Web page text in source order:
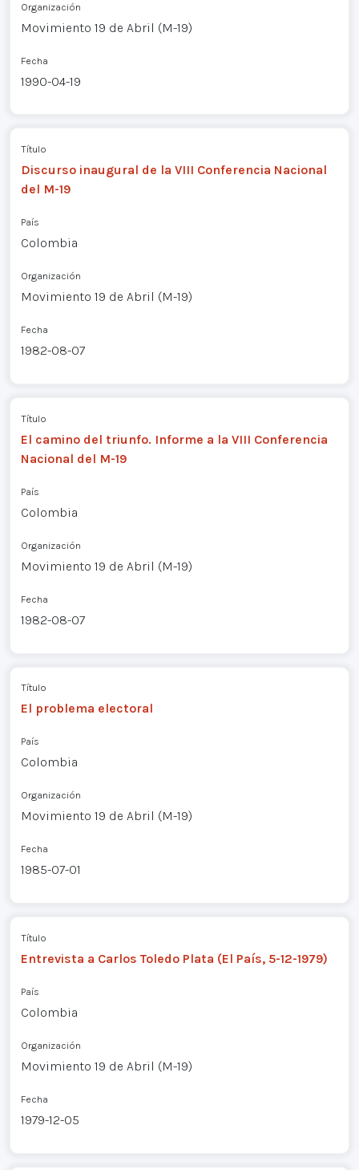
Organización
Movimiento 19 de Abril (M-19)
Fecha
1990-04-19
Título
Discurso inaugural de la VIII Conferencia Nacional
del M-19
País
Colombia
Organización
Movimiento 19 de Abril (M-19)
Fecha
1982-08-07
Título
El camino del triunfo. Informe a la VIII Conferencia
Nacional del M-19
País
Colombia
Organización
Movimiento 19 de Abril (M-19)
Fecha
1982-08-07
Título
El problema electoral
País
Colombia
Organización
Movimiento 19 de Abril (M-19)
Fecha
1985-07-01
Título
Entrevista a Carlos Toledo Plata (El País, 5-12-1979)
País
Colombia
Organización
Movimiento 19 de Abril (M-19)
Fecha
1979-12-05